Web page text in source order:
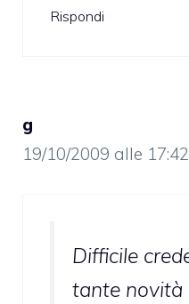
Rispondi
g
19/10/2009 alle 17:42
Difficile
tante novità